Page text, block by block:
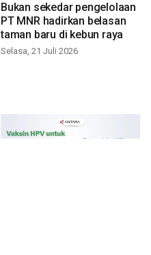
Bukan sekedar pengelolaan
PT MNR hadirkan belasan
taman baru di kebun raya
Selasa, 21 Juli 2026